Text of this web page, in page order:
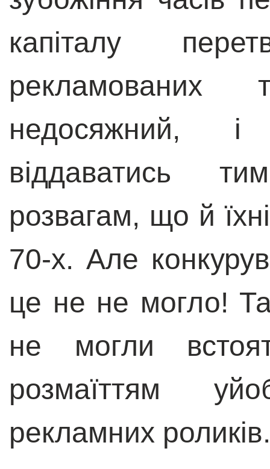
капіталу
рекламованих
недосяжний, і
віддаватись
розвагам, що й
70-х. Але
це не не могло!
не могли
розмаїттям
рекламних роликів.